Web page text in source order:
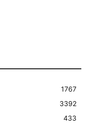
1767
3392
433